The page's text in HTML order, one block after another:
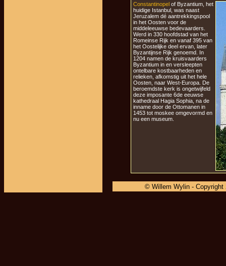
Constantinopel of Byzantium, het
huidige Istanbul, was naast
Jeruzalem dé aantrekkingspool
in het Oosten voor de
middeleeuwse bedevaarders.
Werd in 330 hoofdstad van het
Romeinse Rijk en vanaf 395 van
het Oostelijke deel ervan, later
Byzantijnse Rijk genoemd. In
1204 namen de kruisvaarders
Byzantium in en versleepten
ontelbare kostbaarheden en
relieken, afkomstig uit het hele
Oosten, naar West-Europa. De
beroemdste kerk is ongetwijfeld
deze imposante 6de eeuwse
kathedraal Hagia Sophia, na de
inname door de Ottomanen in
1453 tot moskee omgevormd en
nu een museum.
© Willem Wylin - Copyright